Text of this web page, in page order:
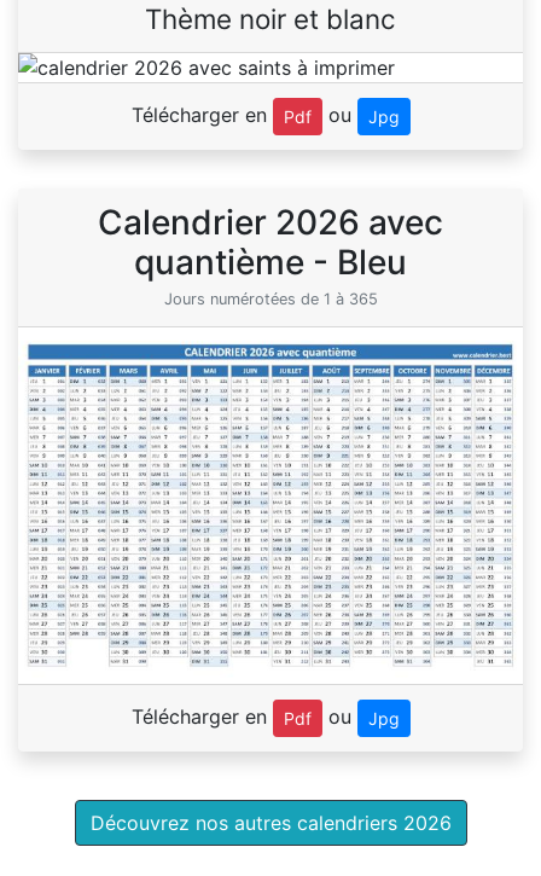
Thème noir et blanc
Télécharger en Pdf ou Jpg
Calendrier 2026 avec
quantième - Bleu
Jours numérotées de 1 à 365
Télécharger en Pdf ou Jpg
Découvrez nos autres calendriers 2026